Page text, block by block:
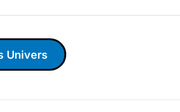
Univers